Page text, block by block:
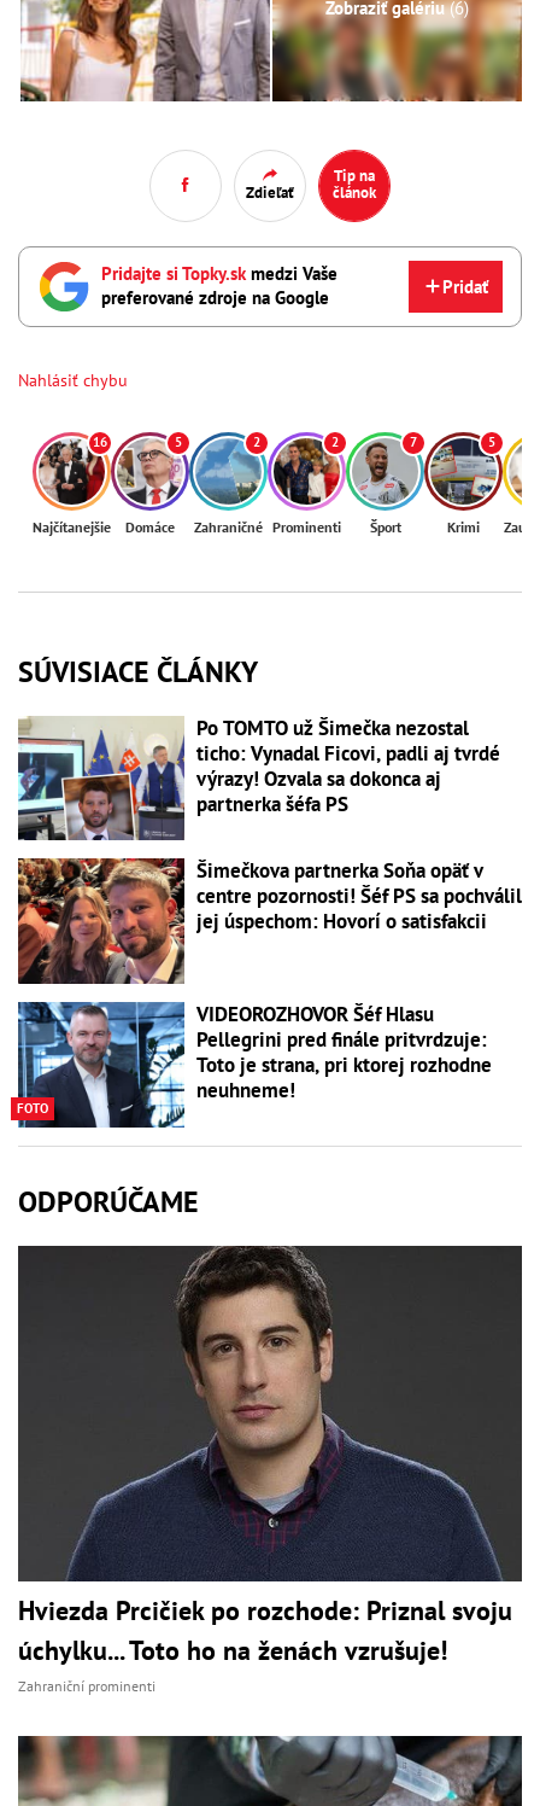
Zobraziť galériu(6)
Zdieľať
Tip na
článok
Pridajte si Topky.skmedzi Vaše
preferované zdroje na Google
Pridať
Nahlásiť chybu
16
Najčítanejšie
5
Domáce
2
Zahraničné
2
Prominenti
7
Šport
5
Krimi
SÚVISIACE ČLÁNKY
Po TOMTO už Šimečka nezostal
ticho: Vynadal Ficovi, padli aj tvrdé
výrazy! Ozvala sa dokonca aj
partnerka šéfa PS
Šimečkova partnerka Soňa opäť v
centre pozornosti! Šéf PS sa pochválil
jej úspechom: Hovorí o satisfakcii
FOTO
VIDEOROZHOVOR Šéf Hlasu
Pellegrini pred finále pritvrdzuje:
Toto je strana, pri ktorej rozhodne
neuhneme!
ODPORÚČAME
Hviezda Prcičiek po rozchode: Priznal svoju
úchylku... Toto ho na ženách vzrušuje!
Zahraniční prominenti